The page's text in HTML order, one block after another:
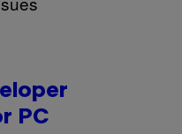
PC